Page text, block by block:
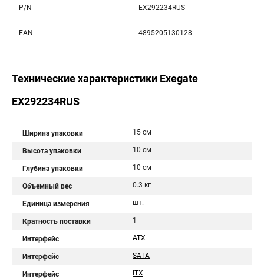
P/N EX292234RUS
EAN 4895205130128
Технические характеристики Exegate
EX292234RUS
Ширина упаковки 15 см
Высота упаковки 10 см
Глубина упаковки 10 см
Объемный вес 0.3 кг
Единица измерения шт.
Кратность поставки 1
Интерфейс ATX
Интерфейс SATA
Интерфейс ITX